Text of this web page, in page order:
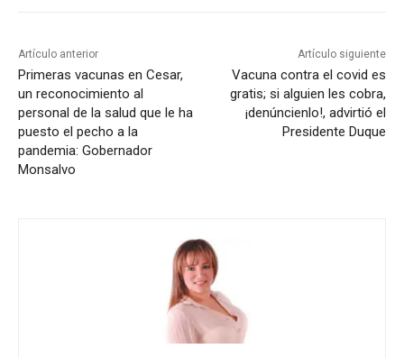
Artículo anterior
Primeras vacunas en Cesar,
un reconocimiento al
personal de la salud que le ha
puesto el pecho a la
pandemia: Gobernador
Monsalvo
Artículo siguiente
Vacuna contra el covid es
gratis; si alguien les cobra,
¡denúncienlo!, advirtió el
Presidente Duque